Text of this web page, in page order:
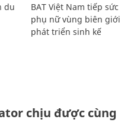
du
BAT Việt Nam tiếp sức
phụ nữ vùng biên giới
phát triển sinh kế
chịu được cùng